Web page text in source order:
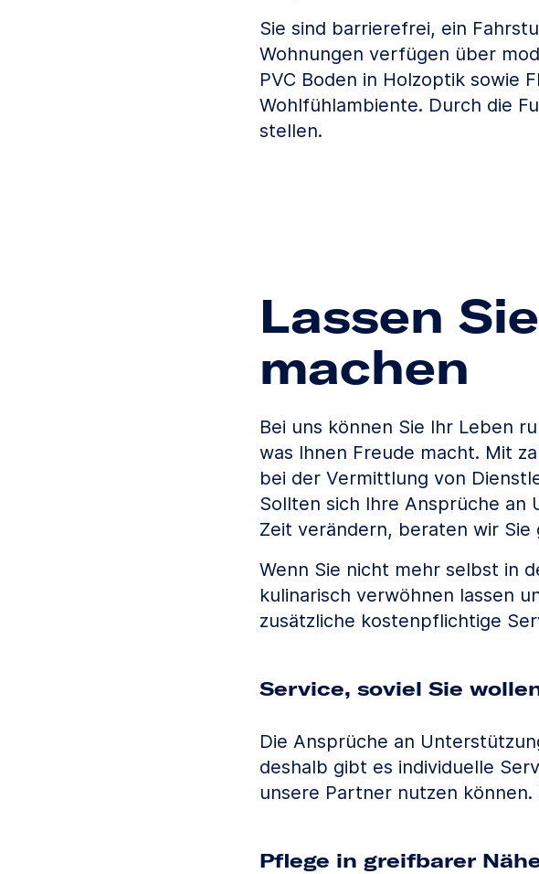
Sie sind barrierefrei, ein
Wohnungen verfügen über
PVC Boden in Holzoptik sowie
Wohlfühlambiente. Durch die
stellen.
Lassen
machen
Bei uns können Sie Ihr Leben
was Ihnen Freude macht. Mit
bei der Vermittlung von
Sollten sich Ihre Ansprüche an
Zeit verändern, beraten wir Sie
Wenn Sie nicht mehr selbst in
kulinarisch verwöhnen lassen
zusätzliche kostenpflichtige
Service, soviel Sie
Die Ansprüche an
deshalb gibt es individuelle
unsere Partner nutzen
Pflege in greifbarer